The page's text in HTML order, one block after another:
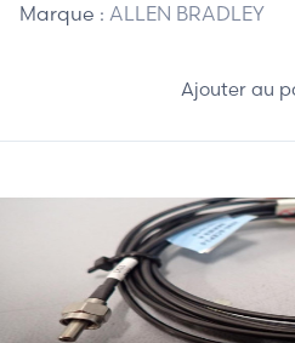
Marque : ALLEN BRADLEY
Ajouter au